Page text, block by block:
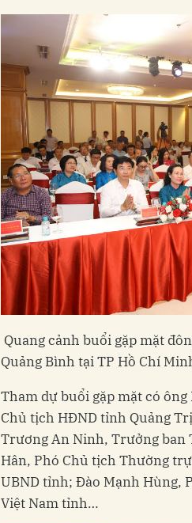
Quang cảnh buổi gặp mặt
Quảng Bình tại TP Hồ Chí
Tham dự buổi gặp mặt có
Chủ tịch HĐND tỉnh Quảng
Trương An Ninh, Trưởng ban
Hân, Phó Chủ tịch Thường
UBND tỉnh; Đào Mạnh Hùng,
Việt Nam tỉnh…